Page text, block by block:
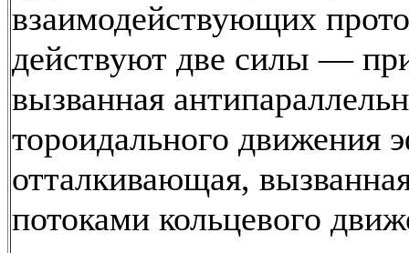
взаимодействующих
действуют две силы —
вызванная
тороидального движения
отталкивающая,
потоками кольцевого